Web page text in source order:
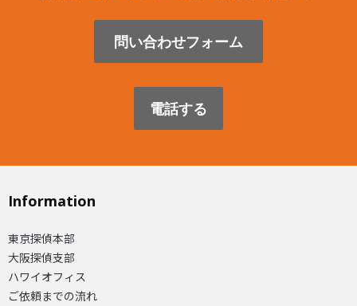
問い合わせフォーム
電話する
Information
東京探偵本部
大阪探偵支部
ハワイオフィス
ご依頼までの流れ